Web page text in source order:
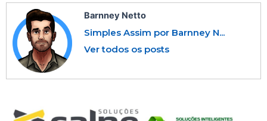
Barnney Netto
Simples Assim por Barnney N...
Ver todos os posts